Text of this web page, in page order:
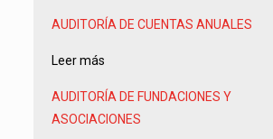
AUDITORÍA DE CUENTAS ANUALES
Leer más
AUDITORÍA DE FUNDACIONES Y
ASOCIACIONES